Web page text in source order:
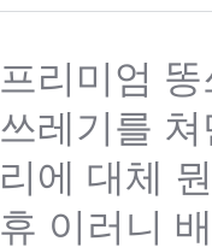
프리미엄
쓰레기를
리에 대체
휴 이러니